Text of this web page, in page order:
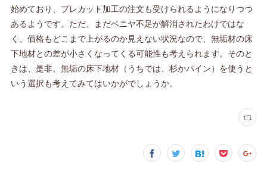
始めており、プレカット加工の注文も受けられるようになりつつ
あるようです。ただ、まだベニヤ不足が解消されたわけではな
く、価格もどこまで上がるのか見えない状況なので、無垢材の床
下地材との差が小さくなってくる可能性も考えられます。そのと
きは、是非、無垢の床下地材（うちでは、杉かパイン）を使うと
いう選択も考えてみてはいかがでしょうか。